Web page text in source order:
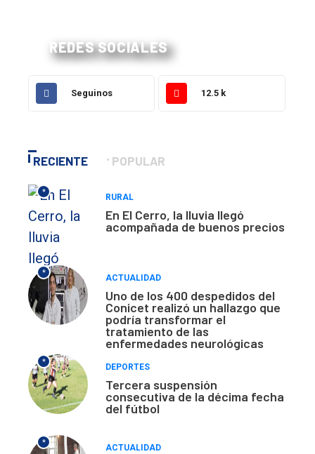
REDES SOCIALES
Seguinos 12.5 k
RECIENTE POPULAR
*
RURAL
En El Cerro, la lluvia llegó
acompañada de buenos precios
*
ACTUALIDAD
Uno de los 400 despedidos del
Conicet realizó un hallazgo que
podría transformar el
tratamiento de las
enfermedades neurológicas
*
DEPORTES
Tercera suspensión
consecutiva de la décima fecha
del fútbol
*
ACTUALIDAD